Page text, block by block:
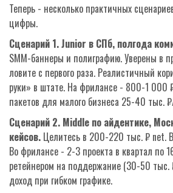
Теперь - несколько практичных
цифры.
Сценарий 1. Junior в СПб, полгода
SMM-баннеры и полиграфию. Уверены в
ловите с первого раза. Реалистичный
руки» в штате. На фрилансе - 800-1 000
пакетов для малого бизнеса 25-40 тыс.
Сценарий 2. Middle по айдентике,
кейсов. Целитесь в 200-220 тыс. ₽ net.
Во фрилансе - 2-3 проекта в квартал по
ретейнером на поддержание (30-50
доход при гибком графике.